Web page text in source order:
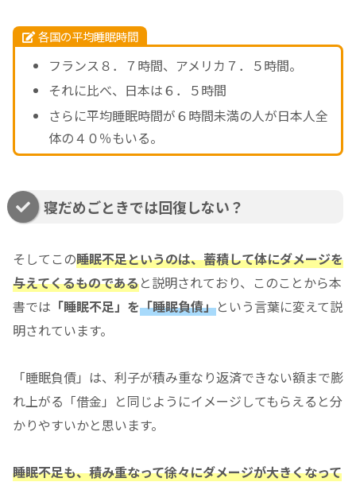
各国の平均睡眠時間
フランス８．７時間、アメリカ７．５時間。
それに比べ、日本は６．５時間
さらに平均睡眠時間が６時間未満の人が日本人全
体の４０％もいる。
寝だめごときでは回復しない？
そしてこの睡眠不足というのは、蓄積して体にダメージを
与えてくるものであると説明されており、このことから本
書では 「睡眠不足」を「睡眠負債」という言葉に変えて説
明されています。
「睡眠負債」は、利子が積み重なり返済できない額まで膨
れ上がる「借金」と同じようにイメージしてもらえると分
かりやすいかと思います。
睡眠不足も、積み重なって徐々にダメージが大きくなって